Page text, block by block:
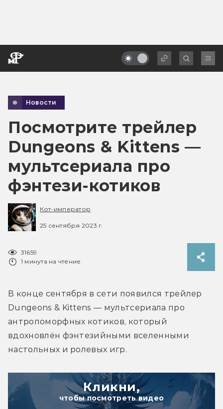
Новости
Посмотрите трейлер
Dungeons & Kittens —
мультсериала про
фэнтези-котиков
Кот-император
25 сентября 2023 г.
31659
1 минута на чтение
В конце сентября в сети появился трейлер
Dungeons & Kittens — мультсериала про
антропоморфных котиков, который
вдохновлён фэнтезийными вселенными
настольных и ролевых игр.
Кликни,
чтобы посмотреть видео